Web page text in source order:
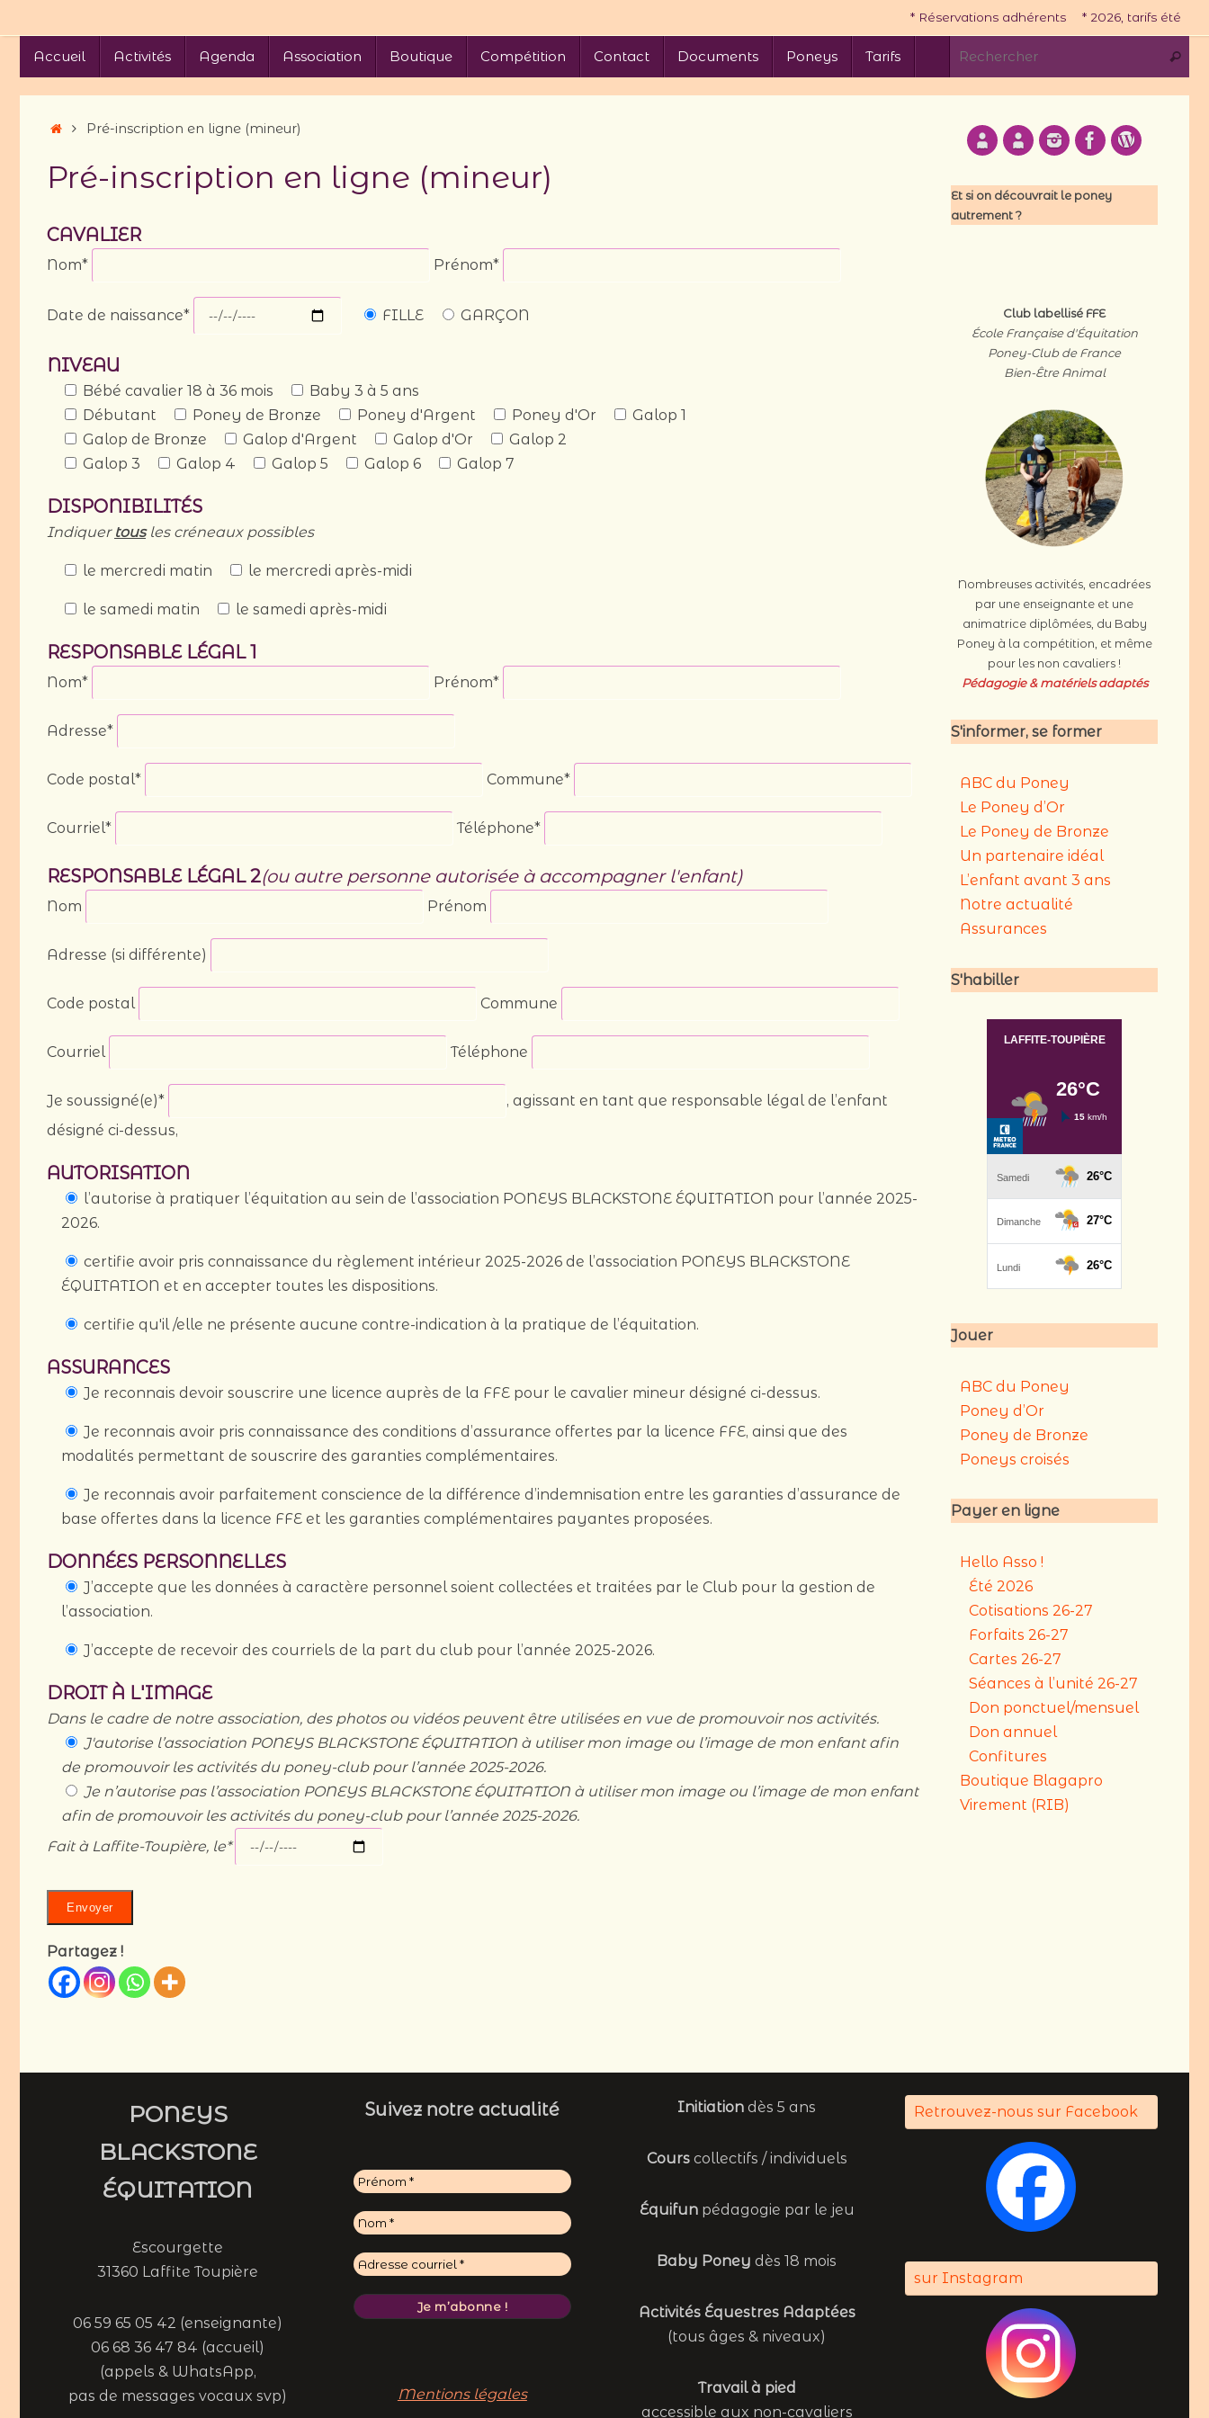
au
contenu
* Réservations adhérents * 2026, tarifs été
au
contenu
Accueil Activités Agenda Association Boutique Compétition Contact Documents Poneys Tarifs
Accueil
Pré-inscription en ligne (mineur)
Pré-inscription en ligne (mineur)
CAVALIER
Nom* Prénom*
Date de naissance* FILLE GARÇON
NIVEAU
Bébé cavalier 18 à 36 mois
Baby 3 à 5 ans
Débutant
Poney de Bronze Poney d'Argent Poney d'Or
Galop 1
Galop de Bronze
Galop d'Argent Galop d'Or
Galop 2
Galop 3
Galop 4 Galop 5 Galop 6 Galop 7
DISPONIBILITÉS
Indiquer tousles créneaux possibles
le mercredi matin le mercredi après-midi
le samedi matin le samedi après-midi
RESPONSABLE LÉGAL 1
Nom* Prénom*
Adresse*
Code postal* Commune*
Courriel* Téléphone*
RESPONSABLE LÉGAL 2(ou autre personne autorisée à accompagner l'enfant)
Nom Prénom
Adresse (si différente)
Code postal Commune
Courriel Téléphone
Je soussigné(e)*
, agissant en tant que responsable légal de l’enfant
désigné ci-dessus,
AUTORISATION
l’autorise à pratiquer l’équitation au sein de l’association PONEYS BLACKSTONE ÉQUITATION pour l’année 2025-
2026.
certifie avoir pris connaissance du règlement intérieur 2025-2026 de l’association PONEYS BLACKSTONE
ÉQUITATION et en accepter toutes les dispositions.
certifie qu'il /elle ne présente aucune contre-indication à la pratique de l’équitation.
ASSURANCES
Je reconnais devoir souscrire une licence auprès de la FFE pour le cavalier mineur désigné ci-dessus.
Je reconnais avoir pris connaissance des conditions d’assurance offertes par la licence FFE, ainsi que des
modalités permettant de souscrire des garanties complémentaires.
Je reconnais avoir parfaitement conscience de la différence d’indemnisation entre les garanties d’assurance de
base offertes dans la licence FFE et les garanties complémentaires payantes proposées.
DONNÉES PERSONNELLES
J’accepte que les données à caractère personnel soient collectées et traitées par le Club pour la gestion de
l’association.
J’accepte de recevoir des courriels de la part du club pour l’année 2025-2026.
DROIT À L'IMAGE
Dans le cadre de notre association, des photos ou vidéos peuvent être utilisées en vue de promouvoir nos activités.
J'autorise l’association PONEYS BLACKSTONE ÉQUITATION à utiliser mon image ou l’image de mon enfant afin
de promouvoir les activités du poney-club pour l’année 2025-2026.
Je n’autorise pas l’association PONEYS BLACKSTONE ÉQUITATION à utiliser mon image ou l’image de mon enfant
afin de promouvoir les activités du poney-club pour l’année 2025-2026.
Fait à Laffite-Toupière, le*
Partagez !
Et si on découvrait le poney
autrement ?
Club labellisé FFE
École Française d'Équitation
Poney-Club de France
Bien-Être Animal
Nombreuses activités, encadrées
par une enseignante et une
animatrice diplômées, du Baby
Poney à la compétition, et même
pour les non cavaliers !
Pédagogie & matérielsadaptés
S'informer, se former
ABC du Poney
Le Poney d’Or
Le Poney de Bronze
Un partenaire idéal
L’enfant avant 3 ans
Notre actualité
Assurances
S'habiller
Jouer
ABC du Poney
Poney d’Or
Poney de Bronze
Poneys croisés
Payer en ligne
Hello Asso !
Été 2026
Cotisations 26-27
Forfaits 26-27
Cartes 26-27
Séances à l’unité 26-27
Don ponctuel/mensuel
Don annuel
Confitures
Boutique Blagapro
Virement (RIB)
PONEYS
BLACKSTONE
ÉQUITATION
Escourgette
31360 Laffite Toupière
06 59 65 05 42 (enseignante)
06 68 36 47 84 (accueil)
(appels & WhatsApp,
pas de messages vocaux svp)
Suivez notre actualité
Mentions légales
Initiation dès 5 ans
Cours collectifs / individuels
Équifunpédagogie par le jeu
Baby Poney dès 18 mois
Activités Équestres Adaptées
(tous âges & niveaux)
Travail à pied
accessible aux non-cavaliers
Retrouvez-nous sur Facebook
sur Instagram